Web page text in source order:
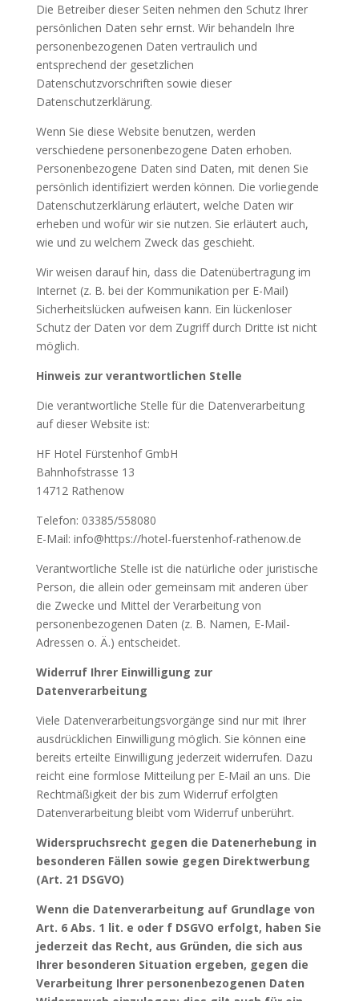
Die Betreiber dieser Seiten nehmen den Schutz Ihrer
persönlichen Daten sehr ernst. Wir behandeln Ihre
personenbezogenen Daten vertraulich und
entsprechend der gesetzlichen
Datenschutzvorschriften sowie dieser
Datenschutzerklärung.
Wenn Sie diese Website benutzen, werden
verschiedene personenbezogene Daten erhoben.
Personenbezogene Daten sind Daten, mit denen Sie
persönlich identifiziert werden können. Die vorliegende
Datenschutzerklärung erläutert, welche Daten wir
erheben und wofür wir sie nutzen. Sie erläutert auch,
wie und zu welchem Zweck das geschieht.
Wir weisen darauf hin, dass die Datenübertragung im
Internet (z. B. bei der Kommunikation per E-Mail)
Sicherheitslücken aufweisen kann. Ein lückenloser
Schutz der Daten vor dem Zugriff durch Dritte ist nicht
möglich.
Hinweis zur verantwortlichen Stelle
Die verantwortliche Stelle für die Datenverarbeitung
auf dieser Website ist:
HF Hotel Fürstenhof GmbH
Bahnhofstrasse 13
14712 Rathenow
Telefon: 03385/558080
E-Mail: info@https://hotel-fuerstenhof-rathenow.de
Verantwortliche Stelle ist die natürliche oder juristische
Person, die allein oder gemeinsam mit anderen über
die Zwecke und Mittel der Verarbeitung von
personenbezogenen Daten (z. B. Namen, E-Mail-
Adressen o. Ä.) entscheidet.
Widerruf Ihrer Einwilligung zur
Datenverarbeitung
Viele Datenverarbeitungsvorgänge sind nur mit Ihrer
ausdrücklichen Einwilligung möglich. Sie können eine
bereits erteilte Einwilligung jederzeit widerrufen. Dazu
reicht eine formlose Mitteilung per E-Mail an uns. Die
Rechtmäßigkeit der bis zum Widerruf erfolgten
Datenverarbeitung bleibt vom Widerruf unberührt.
Widerspruchsrecht gegen die Datenerhebung in
besonderen Fällen sowie gegen Direktwerbung
(Art. 21 DSGVO)
Wenn die Datenverarbeitung auf Grundlage von
Art. 6 Abs. 1 lit. e oder f DSGVO erfolgt, haben Sie
jederzeit das Recht, aus Gründen, die sich aus
Ihrer besonderen Situation ergeben, gegen die
Verarbeitung Ihrer personenbezogenen Daten